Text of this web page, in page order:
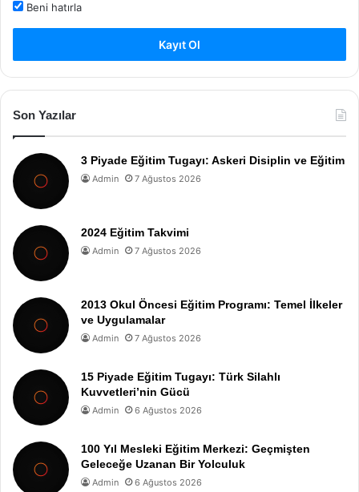
Beni hatırla
Kayıt Ol
Son Yazılar
3 Piyade Eğitim Tugayı: Askeri Disiplin ve Eğitim
Admin 7 Ağustos 2026
2024 Eğitim Takvimi
Admin 7 Ağustos 2026
2013 Okul Öncesi Eğitim Programı: Temel İlkeler
ve Uygulamalar
Admin 7 Ağustos 2026
15 Piyade Eğitim Tugayı: Türk Silahlı
Kuvvetleri’nin Gücü
Admin 6 Ağustos 2026
100 Yıl Mesleki Eğitim Merkezi: Geçmişten
Geleceğe Uzanan Bir Yolculuk
Admin 6 Ağustos 2026